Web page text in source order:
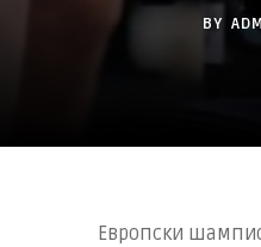
BY
Европски